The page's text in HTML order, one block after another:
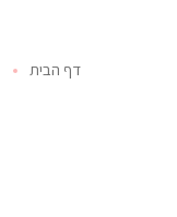
דף הבית